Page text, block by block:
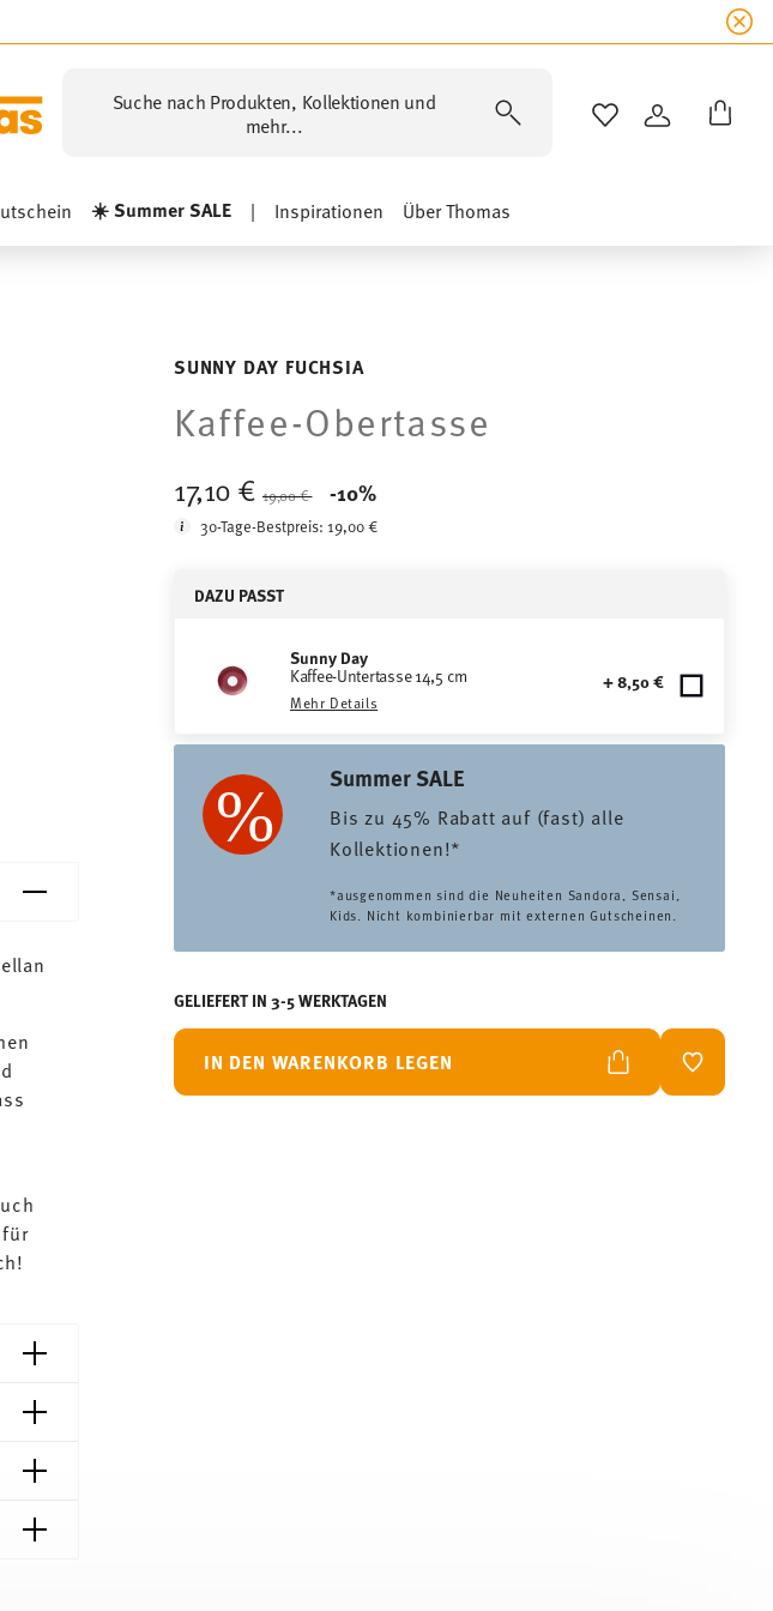
Suche nach Produkten, Kollektionen und
mehr...
WISHLISTANMELDEN
☀️ Summer SALE | Inspirationen Über Thomas
SUNNY DAY FUCHSIA
Kaffee-Obertasse
17,10 €19,00 €
-10%
30-Tage-Bestpreis:19,00 €
DAZU PASST
Sunny Day
Kaffee-Untertasse 14,5 cm
Mehr Details
+ 8,50 €
Summer SALE
Bis zu 45% Rabatt auf (fast) alle
Kollektionen!*
*ausgenommen sind die Neuheiten Sandora, Sensai,
Kids. Nicht kombinierbar mit externen Gutscheinen.
GELIEFERT IN 3-5 WERKTAGEN
IN DEN WARENKORB LEGEN ADD TO